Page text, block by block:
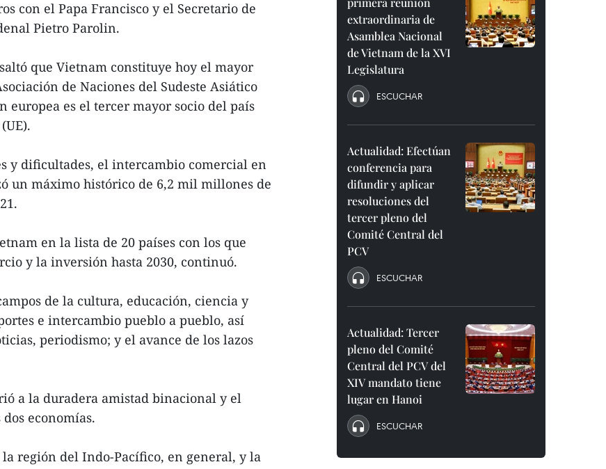
con el Papa Francisco y el Secretario de
Pietro Parolin.
que Vietnam constituye hoy el mayor
de Naciones del Sudeste Asiático
europea es el tercer mayor socio del país
y dificultades, el intercambio comercial en
un máximo histórico de 6,2 mil millones de
en la lista de 20 países con los que
y la inversión hasta 2030, continuó.
de la cultura, educación, ciencia y
e intercambio pueblo a pueblo, así
periodismo; y el avance de los lazos
a la duradera amistad binacional y el
economías.
región del Indo-Pacífico, en general, y la
extraordinaria de
Asamblea Nacional
de Vietnam de la XVI
Legislatura
ESCUCHAR
Actualidad: Efectúan
conferencia para
difundir y aplicar
resoluciones del
tercer pleno del
Comité Central del
PCV
ESCUCHAR
Actualidad: Tercer
pleno del Comité
Central del PCV del
XIV mandato tiene
lugar en Hanoi
ESCUCHAR